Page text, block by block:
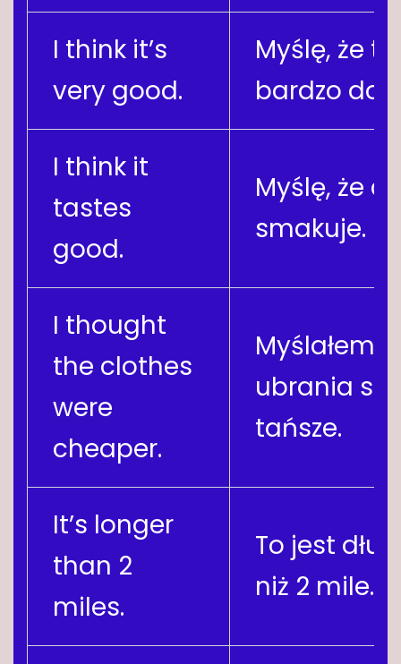
I think it’s
very good.
Myślę, że to
bardzo
I think it
tastes
good.
Myślę, że
smakuje.
I thought
the clothes
were
cheaper.
Myślałem,
ubrania są
tańsze.
It’s longer
than 2
miles.
To jest
niż 2 mile.